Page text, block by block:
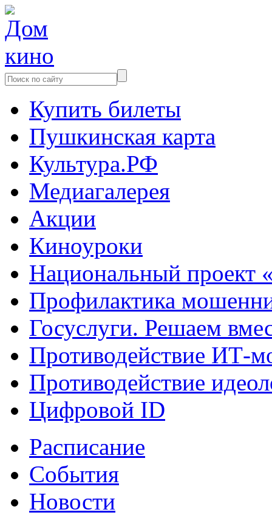
Купить билеты
Пушкинская карта
Культура.РФ
Медиагалерея
Акции
Киноуроки
Национальный проект
Профилактика
Госуслуги. Решаем
Противодействие ИТ-
Противодействие
Цифровой ID
Расписание
События
Новости